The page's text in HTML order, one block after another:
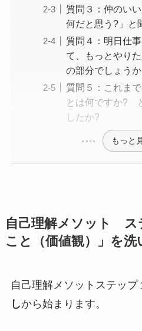
質問３：仲のい
何だと思う?」と
質問４：明日仕
て、もっとやり
の部分でしょう
質問５：これま
とは何ですか?
したか?
もっと
自己理解メソット ス
こと（価値観）」を洗
自己理解メソットステップ
しから始まります。